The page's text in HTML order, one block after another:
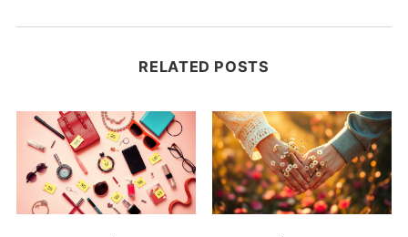
RELATED POSTS